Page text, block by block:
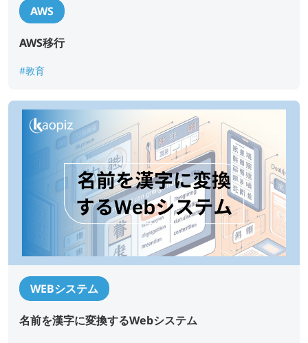
貴社名*
AWS
AWS移行
#教育
WEBシステム
名前を漢字に変換するWebシステム​